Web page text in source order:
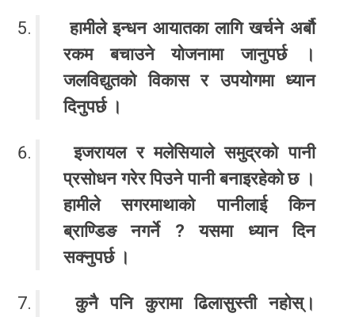
हामीले इन्धन आयातका लागि खर्चने अर्बौ
रकम बचाउने योजनामा जानुपर्छ ।
जलविद्युतको विकास र उपयोगमा ध्यान
दिनुपर्छ ।
इजरायल र मलेसियाले समुद्रको पानी
प्रसोधन गरेर पिउने पानी बनाइरहेको छ ।
हामीले सगरमाथाको पानीलाई किन
ब्राण्डिङ नगर्ने ? यसमा ध्यान दिन
सक्नुपर्छ ।
कुनै पनि कुरामा ढिलासुस्ती नहोस्।